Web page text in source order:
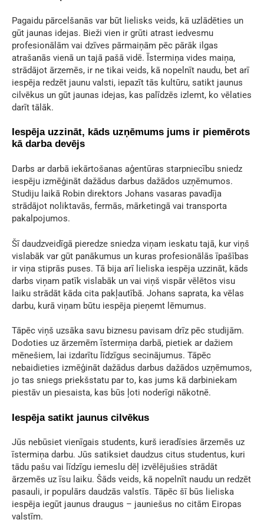
Pagaidu pārcelšanās var būt lielisks veids, kā uzlādēties un
gūt jaunas idejas. Bieži vien ir grūti atrast iedvesmu
profesionālām vai dzīves pārmaiņām pēc pārāk ilgas
atrašanās vienā un tajā pašā vidē. Īstermiņa vides maiņa,
strādājot ārzemēs, ir ne tikai veids, kā nopelnīt naudu, bet arī
iespēja redzēt jaunu valsti, iepazīt tās kultūru, satikt jaunus
cilvēkus un gūt jaunas idejas, kas palīdzēs izlemt, ko vēlaties
darīt tālāk.
Iespēja uzzināt, kāds uzņēmums jums ir piemērots
kā darba devējs
Darbs ar darbā iekārtošanas aģentūras starpniecību sniedz
iespēju izmēģināt dažādus darbus dažādos uzņēmumos.
Studiju laikā Robin direktors Johans vasaras pavadīja
strādājot noliktavās, fermās, mārketingā vai transporta
pakalpojumos.
Šī daudzveidīgā pieredze sniedza viņam ieskatu tajā, kur viņš
vislabāk var gūt panākumus un kuras profesionālās īpašības
ir viņa stiprās puses. Tā bija arī lieliska iespēja uzzināt, kāds
darbs viņam patīk vislabāk un vai viņš vispār vēlētos visu
laiku strādāt kāda cita pakļautībā. Johans saprata, ka vēlas
darbu, kurā viņam būtu iespēja pieņemt lēmumus.
Tāpēc viņš uzsāka savu biznesu pavisam drīz pēc studijām.
Dodoties uz ārzemēm īstermiņa darbā, pietiek ar dažiem
mēnešiem, lai izdarītu līdzīgus secinājumus. Tāpēc
nebaidieties izmēģināt dažādus darbus dažādos uzņēmumos,
jo tas sniegs priekšstatu par to, kas jums kā darbiniekam
piestāv un piesaista, kas būs ļoti noderīgi nākotnē.
Iespēja satikt jaunus cilvēkus
Jūs nebūsiet vienīgais students, kurš ieradīsies ārzemēs uz
īstermiņa darbu. Jūs satiksiet daudzus citus studentus, kuri
tādu pašu vai līdzīgu iemeslu dēļ izvēlējušies strādāt
ārzemēs uz īsu laiku. Šāds veids, kā nopelnīt naudu un redzēt
pasauli, ir populārs daudzās valstīs. Tāpēc šī būs lieliska
iespēja iegūt jaunus draugus – jauniešus no citām Eiropas
valstīm.